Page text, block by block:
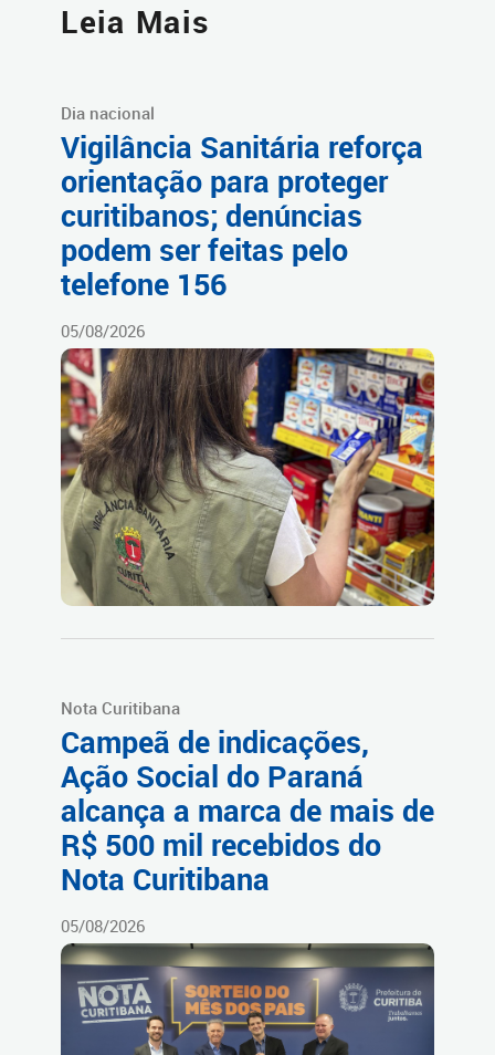
Leia Mais
Dia nacional
Vigilância Sanitária reforça
orientação para proteger
curitibanos; denúncias
podem ser feitas pelo
telefone 156
05/08/2026
Nota Curitibana
Campeã de indicações,
Ação Social do Paraná
alcança a marca de mais de
R$ 500 mil recebidos do
Nota Curitibana
05/08/2026